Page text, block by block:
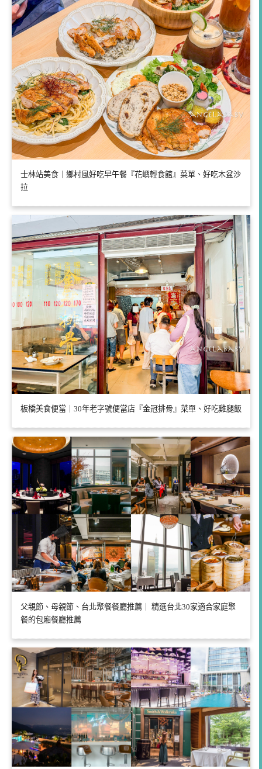
士林站美食｜鄉村風好吃早午餐『花嶼輕食館』菜單、好吃木盆沙
拉
板橋美食便當｜30年老字號便當店『金冠排骨』菜單、好吃雞腿飯
父親節、母親節、台北聚餐餐廳推薦｜ 精選台北30家適合家庭聚
餐的包廂餐廳推薦